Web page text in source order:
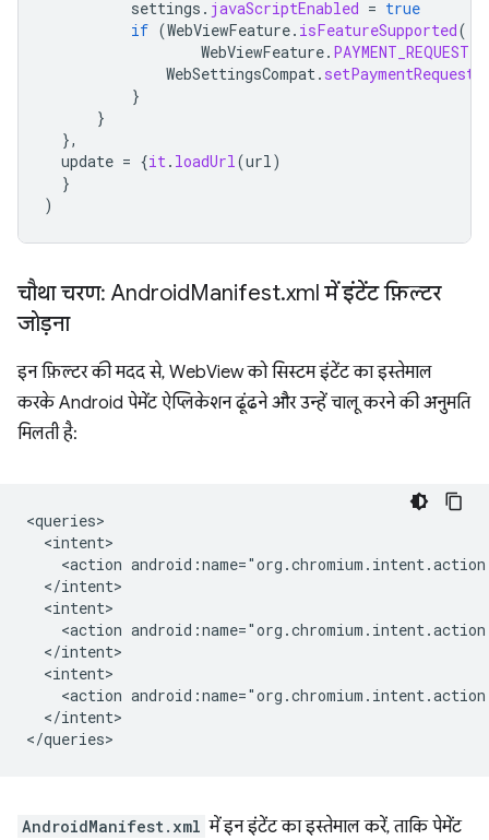
settings . javaScriptEnabled = true
if (WebViewFeature. isFeatureSupported(
WebViewFeature. PAYMENT_REQUEST
WebSettingsCompat.
}
}
},
update = {it. loadUrl(url)
}
)
चौथा चरण: AndroidManifest.xml में इंटेंट फ़िल्टर
जोड़ना
इन फ़िल्टर की मदद से, WebView को सिस्टम इंटेंट का इस्तेमाल
करके Android पेमेंट ऐप्लिकेशन ढूंढने और उन्हें चालू करने की अनुमति
मिलती है:
<action
<action
<action
</intent>
AndroidManifest.xml में इन इंटेंट का इस्तेमाल करें, ताकि पेमेंट